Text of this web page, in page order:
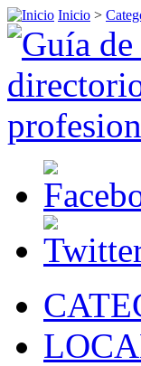
Inicio >